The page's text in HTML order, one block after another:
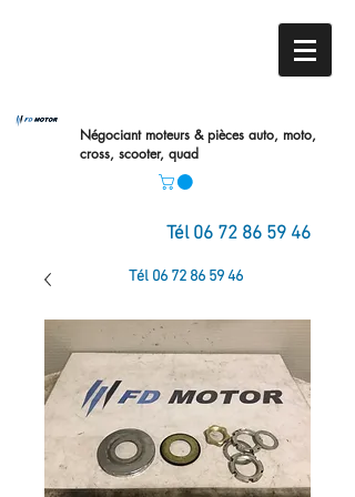
Négociant moteurs & pièces auto, moto,
cross, scooter, quad
Tél 06 72 86 59 46
Tél 06 72 86 59 46